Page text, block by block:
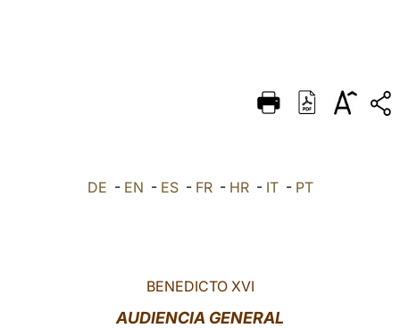
DEUTSCH
العربيّة DE - EN - ES- FR- HR- IT- PT
BENEDICTO XVI
AUDIENCIA GENERAL